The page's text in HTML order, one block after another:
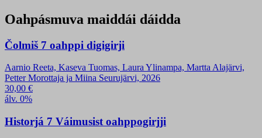
Oahpásmuva maiddái dáidda
Čolmiš 7 oahppi digigirji
Aarnio Reeta, Kaseva Tuomas, Laura Ylinampa, Martta Alajärvi,
Petter Morottaja ja Miina Seurujärvi, 2026
30,00 €
álv. 0%
Historjá 7 Váimusist oahppogirjji